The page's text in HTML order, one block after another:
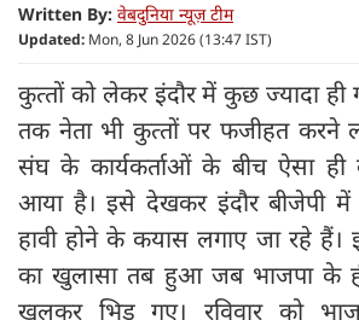
Written By: वेबदुनिया न्यूज़ टीम
Updated: Mon, 8 Jun 2026 (13:47 IST)
कुत्‍तों को लेकर इंदौर में कुछ ज्‍यादा ही
तक नेता भी कुत्‍तों पर फजीहत करने
संघ के कार्यकर्ताओं के बीच ऐसा
आया है। इसे देखकर इंदौर बीजेपी में
हावी होने के कयास लगाए जा रहे हैं।
का खुलासा तब हुआ जब भाजपा के
खुलकर भिड़ गए। रविवार को